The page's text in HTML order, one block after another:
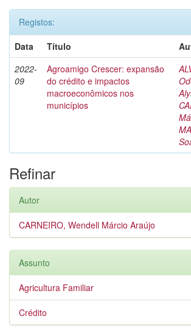
Registos:
Data
Título
2022-
09
Agroamigo Crescer: expansão
do crédito e impactos
macroeconômicos nos
municípios
Refinar
Autor
CARNEIRO, Wendell Márcio Araújo
Assunto
Agricultura Familiar
Crédito